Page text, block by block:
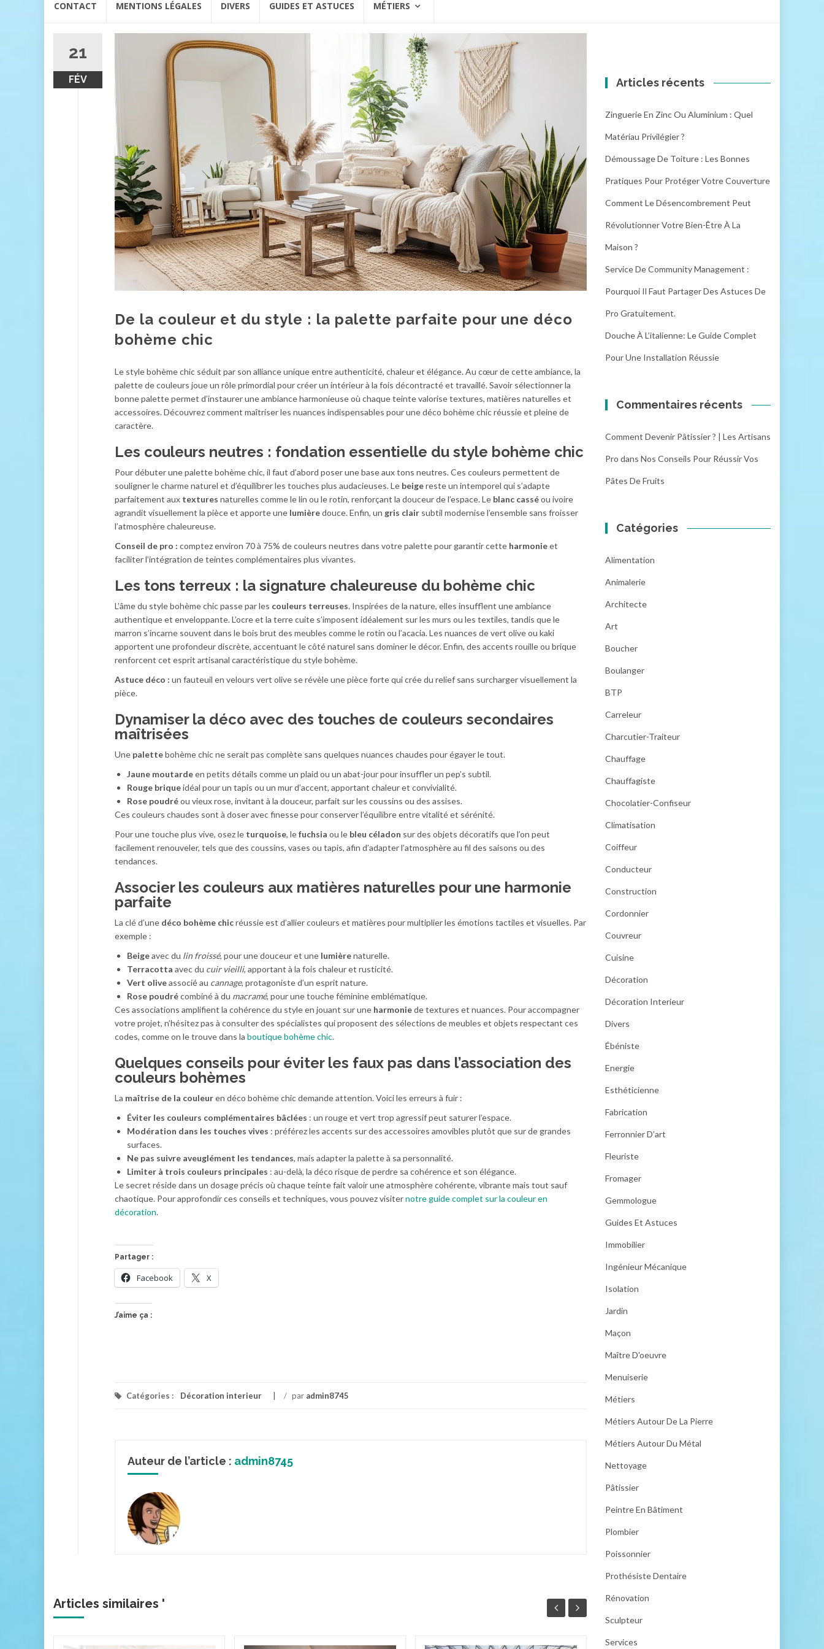
CONTACT MENTIONS LÉGALES DIVERS GUIDES ET ASTUCES MÉTIERS
21
FÉV
De la couleur et du style : la palette parfaite pour une déco
bohème chic
Le style bohème chic séduit par son alliance unique entre authenticité, chaleur et élégance. Au cœur de cette ambiance, la
palette de couleurs joue un rôle primordial pour créer un intérieur à la fois décontracté et travaillé. Savoir sélectionner la
bonne palette permet d’instaurer une ambiance harmonieuse où chaque teinte valorise textures, matières naturelles et
accessoires. Découvrez comment maîtriser les nuances indispensables pour une déco bohème chic réussie et pleine de
caractère.
Les couleurs neutres : fondation essentielle du style bohème chic
Pour débuter une palette bohème chic, il faut d’abord poser une base aux tons neutres. Ces couleurs permettent de
souligner le charme naturel et d’équilibrer les touches plus audacieuses. Le beigereste un intemporel qui s’adapte
parfaitement aux textures naturelles comme le lin ou le rotin, renforçant la douceur de l’espace. Le blanc casséou ivoire
agrandit visuellement la pièce et apporte une lumièredouce. Enfin, un gris clair subtil modernise l’ensemble sans froisser
l’atmosphère chaleureuse.
Conseil de pro : comptez environ 70 à 75% de couleurs neutres dans votre palette pour garantir cette harmonieet
faciliter l’intégration de teintes complémentaires plus vivantes.
Les tons terreux : la signature chaleureuse du bohème chic
L’âme du style bohème chic passe par les couleurs terreuses. Inspirées de la nature, elles insufflent une ambiance
authentique et enveloppante. L’ocre et la terre cuite s’imposent idéalement sur les murs ou les textiles, tandis que le
marron s’incarne souvent dans le bois brut des meubles comme le rotin ou l’acacia. Les nuances de vert olive ou kaki
apportent une profondeur discrète, accentuant le côté naturel sans dominer le décor. Enfin, des accents rouille ou brique
renforcent cet esprit artisanal caractéristique du style bohème.
Astuce déco : un fauteuil en velours vert olive se révèle une pièce forte qui crée du relief sans surcharger visuellement la
pièce.
Dynamiser la déco avec des touches de couleurs secondaires
maîtrisées
Une palettebohème chic ne serait pas complète sans quelques nuances chaudes pour égayer le tout.
Jaune moutardeen petits détails comme un plaid ou un abat-jour pour insuffler un pep’s subtil.
Rouge briqueidéal pour un tapis ou un mur d’accent, apportant chaleur et convivialité.
Rose poudréou vieux rose, invitant à la douceur, parfait sur les coussins ou des assises.
Ces couleurs chaudes sont à doser avec finesse pour conserver l’équilibre entre vitalité et sérénité.
Pour une touche plus vive, osez le turquoise, lefuchsia ou le bleu céladon sur des objets décoratifs que l’on peut
facilement renouveler, tels que des coussins, vases ou tapis, afin d’adapter l’atmosphère au fil des saisons ou des
tendances.
Associer les couleurs aux matières naturelles pour une harmonie
parfaite
La clé d’une déco bohème chicréussie est d’allier couleurs et matières pour multiplier les émotions tactiles et visuelles. Par
exemple :
Beigeavec du lin froissé, pour une douceur et une lumièrenaturelle.
Terracotta avec du cuir vieilli, apportant à la fois chaleur et rusticité.
Vert oliveassocié au cannage, protagoniste d’un esprit nature.
Rose poudrécombiné à du macramé, pour une touche féminine emblématique.
Ces associations amplifient la cohérence du style en jouant sur une harmoniede textures et nuances. Pour accompagner
votre projet, n’hésitez pas à consulter des spécialistes qui proposent des sélections de meubles et objets respectant ces
codes, comme on le trouve dans la boutique bohème chic.
Quelques conseils pour éviter les faux pas dans l’association des
couleurs bohèmes
La maîtrise de la couleuren déco bohème chic demande attention. Voici les erreurs à fuir :
Éviter les couleurs complémentaires bâclées : un rouge et vert trop agressif peut saturer l’espace.
Modération dans les touches vives : préférez les accents sur des accessoires amovibles plutôt que sur de grandes
surfaces.
Ne pas suivre aveuglément les tendances, mais adapter la palette à sa personnalité.
Limiter à trois couleurs principales : au-delà, la déco risque de perdre sa cohérence et son élégance.
Le secret réside dans un dosage précis où chaque teinte fait valoir une atmosphère cohérente, vibrante mais tout sauf
chaotique. Pour approfondir ces conseils et techniques, vous pouvez visiternotre guide complet sur la couleur en
décoration.
Partager :
Facebook X
J’aime ça :
Catégories : Décoration interieur / par admin8745
Auteur de l’article : admin8745
Articles similaires '
Articles récents
Zinguerie En Zinc Ou Aluminium : Quel
Matériau Privilégier ?
Démoussage De Toiture : Les Bonnes
Pratiques Pour Protéger Votre Couverture
Comment Le Désencombrement Peut
Révolutionner Votre Bien-Être À La
Maison ?
Service De Community Management :
Pourquoi Il Faut Partager Des Astuces De
Pro Gratuitement.
Douche À L’italienne: Le Guide Complet
Pour Une Installation Réussie
Commentaires récents
Comment Devenir Pâtissier ? | Les Artisans
Pro dans Nos Conseils Pour Réussir Vos
Pâtes De Fruits
Catégories
Alimentation
Animalerie
Architecte
Art
Boucher
Boulanger
BTP
Carreleur
Charcutier-Traiteur
Chauffage
Chauffagiste
Chocolatier-Confiseur
Climatisation
Coiffeur
Conducteur
Construction
Cordonnier
Couvreur
Cuisine
Décoration
Décoration Interieur
Divers
Ébéniste
Energie
Esthéticienne
Fabrication
Ferronnier D’art
Fleuriste
Fromager
Gemmologue
Guides Et Astuces
Immobilier
Ingénieur Mécanique
Isolation
Jardin
Maçon
Maître D'oeuvre
Menuiserie
Métiers
Métiers Autour De La Pierre
Métiers Autour Du Métal
Nettoyage
Pâtissier
Peintre En Bâtiment
Plombier
Poissonnier
Prothésiste Dentaire
Rénovation
Sculpteur
Services